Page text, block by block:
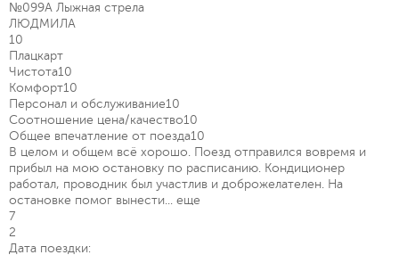
№099А Лыжная стрела
ЛЮДМИЛА
10
Плацкарт
Чистота10
Комфорт10
Персонал и обслуживание10
Соотношение цена/качество10
Общее впечатление от поезда10
В целом и общем всё хорошо. Поезд отправился вовремя и
прибыл на мою остановку по расписанию. Кондиционер
работал, проводник был участлив и доброжелателен. На
остановке помог вынести... еще
7
2
Дата поездки: